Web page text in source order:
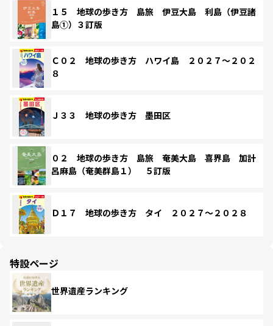
１５ 地球の歩き方 島旅 伊豆大島 利島（伊豆諸
島①）３訂版
Ｃ０２ 地球の歩き方 ハワイ島 ２０２７～２０２
８
Ｊ３３ 地球の歩き方 墨田区
０２ 地球の歩き方 島旅 奄美大島 喜界島 加計
呂麻島（奄美群島１） ５訂版
Ｄ１７ 地球の歩き方 タイ ２０２７～２０２８
特設ページ
世界遺産ランキング